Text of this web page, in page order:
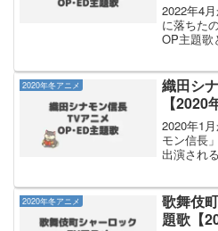
2022年4
に落ちた
OP主題歌
CHiCO
す。OP
OP主題...
2020年冬アニメ
織田シ
【2020
2020年1
モン信長
出演され
OP主題
Girl◎」
2020年1
2020年冬アニメ
歌舞伎
題歌【